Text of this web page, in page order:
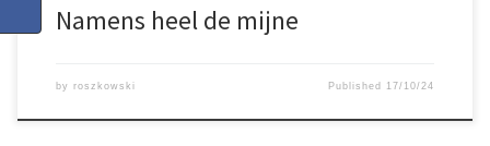
Namens heel de mijne
by roszkowski Published 17/10/24